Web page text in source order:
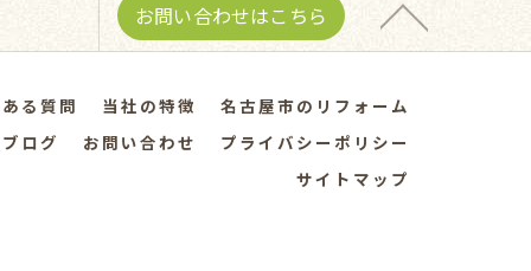
お問い合わせはこちら
る質問 当社の特徴
名古屋市のリフォーム
ブログ お問い合わせ
プライバシーポリシー
サイトマップ